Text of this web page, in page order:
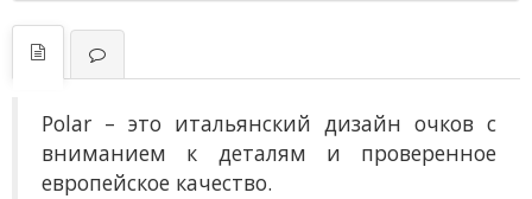
Polar – это итальянский дизайн очков с
вниманием к деталям и проверенное
европейское качество.